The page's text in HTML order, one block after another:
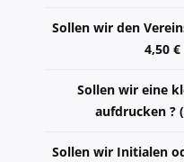
Sollen wir den
4,50
Sollen wir eine
aufdrucken ?
Sollen wir Initialen